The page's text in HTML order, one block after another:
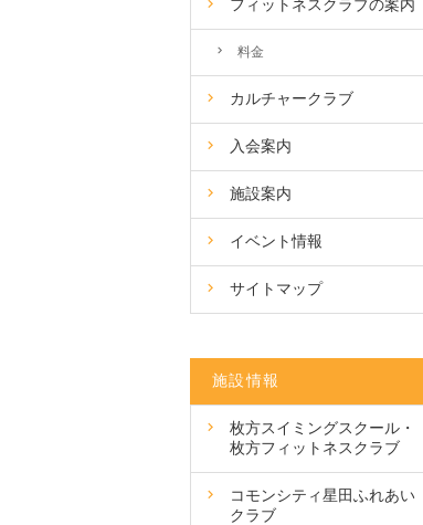
フィットネスクラブの案内
料金
カルチャークラブ
入会案内
施設案内
イベント情報
サイトマップ
施設情報
枚方スイミングスクール・
枚方フィットネスクラブ
コモンシティ星田ふれあい
クラブ